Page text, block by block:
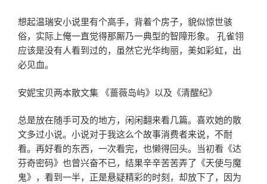
想起温瑞安小说里有个高手，背着个房子，貌似惊世骇
俗，实际上俺一直觉得那厮乃一典型的智障形象。 孔雀翎
应该是没有人看到过的，虽然它光华绚丽，美如彩虹，出
必见血。
安妮宝贝两本散文集 《蔷薇岛屿》以及《清醒纪》
总是放在随手可及的地方，闲闲翻来看几篇。喜欢她的散
文多过小说。小说对于我这么个故事消费者来说，不耐
看。再好看的东西，一次看完，也懒得回头。当初看《达
芬奇密码》也曾兴奋不已，结果辛辛苦苦弄了《天使与魔
鬼》，看到一半，正是悬疑精彩的时刻，却放下了，因为